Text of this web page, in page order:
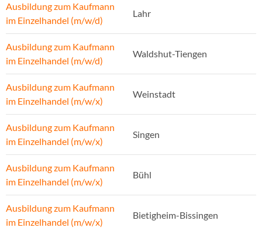
Ausbildung zum Kaufmann
im Einzelhandel (m/w/d)
Lahr
Ausbildung zum Kaufmann
im Einzelhandel (m/w/d)
Waldshut-Tiengen
Ausbildung zum Kaufmann
im Einzelhandel (m/w/x)
Weinstadt
Ausbildung zum Kaufmann
im Einzelhandel (m/w/x)
Singen
Ausbildung zum Kaufmann
im Einzelhandel (m/w/x)
Bühl
Ausbildung zum Kaufmann
im Einzelhandel (m/w/x)
Bietigheim-Bissingen